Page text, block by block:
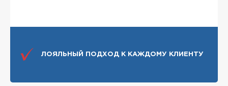
ЛОЯЛЬНЫЙ ПОДХОД К КАЖДОМУ КЛИЕНТУ